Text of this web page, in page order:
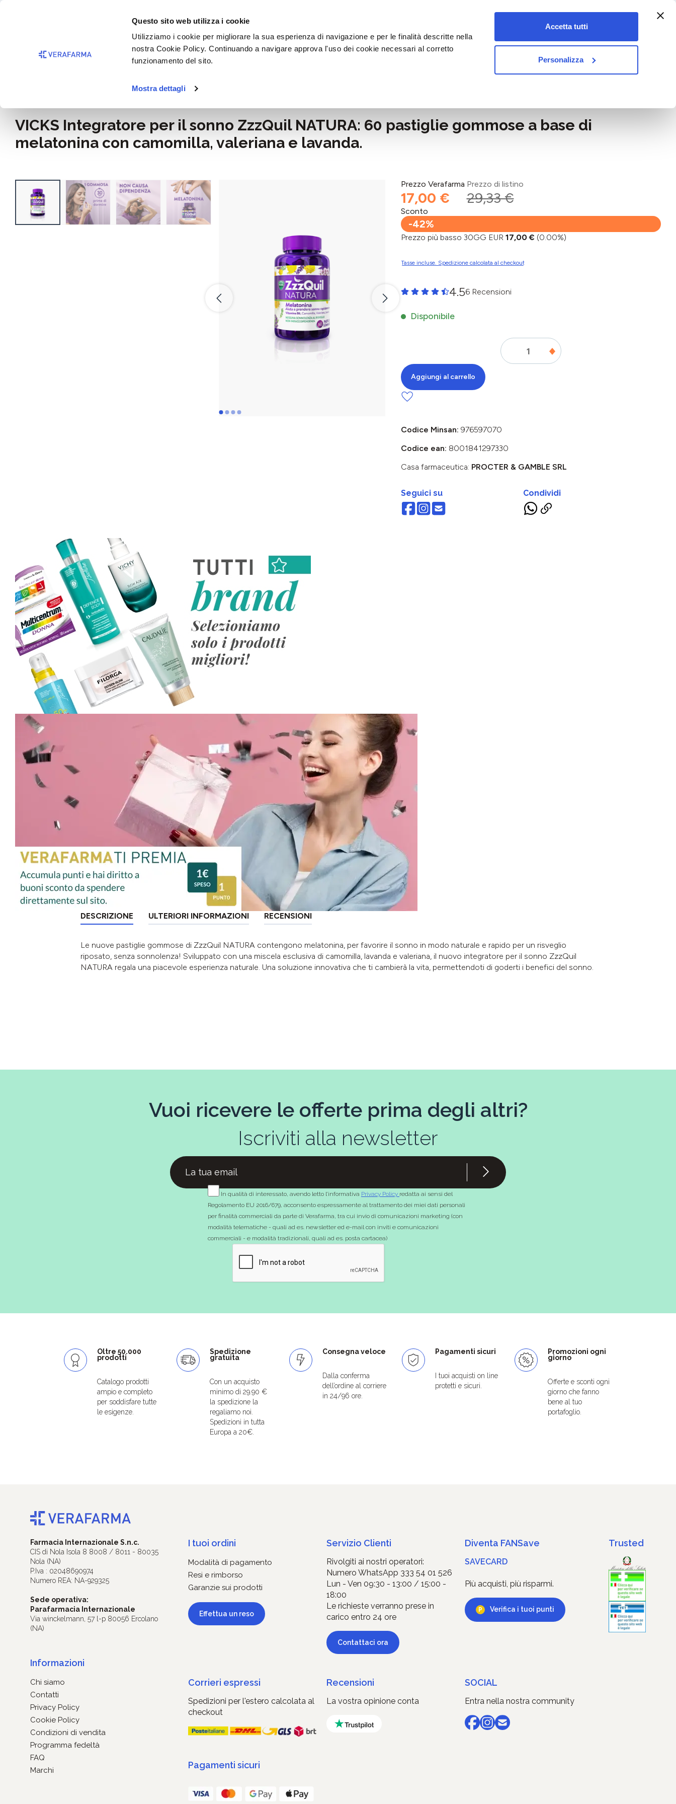
Questo sito web utilizza i cookie
Utilizziamo i cookie per migliorare la sua esperienza di navigazione e per le finalità descritte nella
nostra Cookie Policy. Continuando a navigare approva l'uso dei cookie necessari al corretto
funzionamento del sito.
Mostra dettagli
Accetta tutti
Personalizza
Passa alla navigazione principale
vet&pet
Alimentazione e integratori
VICKS Integratore per il sonno ZzzQuil NATURA: 60 pastiglie gommose a base di
melatonina con camomilla, valeriana e lavanda.
Salta la galleria di immagini Prezzo Verafarma
17,00 €
Prezzo di listino
29,33 €
Sconto
-42%
Prezzo più basso 30GG EUR 17,00 € (0.00%)
Tasse incluse. Spedizione calcolata al checkout
4.56 Recensioni
Disponibile
Aggiungi al carrello
Codice Minsan: 976597070
Codice ean: 8001841297330
Casa farmaceutica: PROCTER & GAMBLE SRL
Seguici su Condividi
DESCRIZIONE ULTERIORI INFORMAZIONI RECENSIONI
Le nuove pastiglie gommose di ZzzQuil NATURA contengono melatonina, per favorire il sonno in modo naturale e rapido per un risveglio
riposato, senza sonnolenza! Sviluppato con una miscela esclusiva di camomilla, lavanda e valeriana, il nuovo integratore per il sonno ZzzQuil
NATURA regala una piacevole esperienza naturale. Una soluzione innovativa che ti cambierà la vita, permettendoti di goderti i benefici del sonno.
Vuoi ricevere le offerte prima degli altri?
Iscriviti alla newsletter
In qualità di interessato, avendo letto l’informativa Privacy Policy redatta ai sensi del
Regolamento EU 2016/679, acconsento espressamente al trattamento dei miei dati personali
per finalità commerciali da parte di Verafarma, tra cui invio di comunicazioni marketing (con
modalità telematiche - quali ad es. newsletter ed e-mail con inviti e comunicazioni
commerciali - e modalità tradizionali, quali ad es. posta cartacea)
Oltre 50.000
prodotti
Catalogo prodotti
ampio e completo
per soddisfare tutte
le esigenze.
Spedizione
gratuita
Con un acquisto
minimo di 29.90 €
la spedizione la
regaliamo noi.
Spedizioni in tutta
Europa a 20€.
Consegna veloce
Dalla conferma
dell’ordine al corriere
in 24/96 ore.
Pagamenti sicuri
I tuoi acquisti on line
protetti e sicuri.
Promozioni ogni
giorno
Offerte e sconti ogni
giorno che fanno
bene al tuo
portafoglio.
Farmacia Internazionale S.n.c.
CIS di Nola Isola 8 8008 / 8011 - 80035
Nola (NA)
P.Iva : 02048690974
Numero REA: NA-929325
Sede operativa:
Parafarmacia Internazionale
Via winckelmann, 57 l-p 80056 Ercolano
(NA)
Informazioni
Chi siamo
Contatti
Privacy Policy
Cookie Policy
Condizioni di vendita
Programma fedeltà
FAQ
Marchi
I tuoi ordini
Modalità di pagamento
Resi e rimborso
Garanzie sui prodotti
Effettua un reso
Servizio Clienti
Rivolgiti ai nostri operatori:
Numero WhatsApp 333 54 01 526
Lun - Ven 09:30 - 13:00 / 15:00 -
18:00
Le richieste verranno prese in
carico entro 24 ore
Contattaci ora
Diventa FANSave
SAVECARD
Più acquisti, più risparmi.
Verifica i tuoi punti
Corrieri espressi
Spedizioni per l'estero calcolata al
checkout
Recensioni
La vostra opinione conta
SOCIAL
Entra nella nostra community
Pagamenti sicuri
Trusted